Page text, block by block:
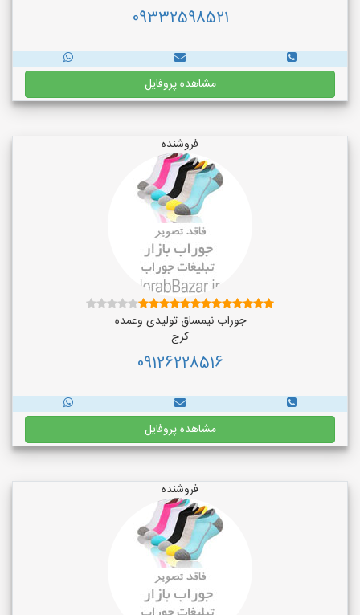
09332598521
مشاهده پروفایل
فروشنده
جوراب نیمساق تولیدی وعمده
09126228516
مشاهده پروفایل
فروشنده